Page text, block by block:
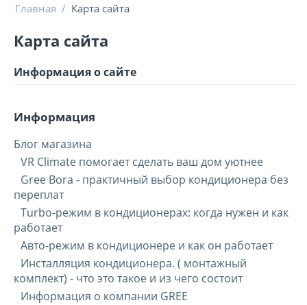
Главная / Карта сайта
Карта сайта
Информация о сайте
Информация
Блог магазина
VR Climate помогает сделать ваш дом уютнее
Gree Bora - практичный выбор кондиционера без
переплат
Turbo-режим в кондиционерах: когда нужен и как
работает
Авто-режим в кондиционере и как он работает
Инсталляция кондиционера. ( монтажный
комплект) - что это такое и из чего состоит
Информация о компании GREE